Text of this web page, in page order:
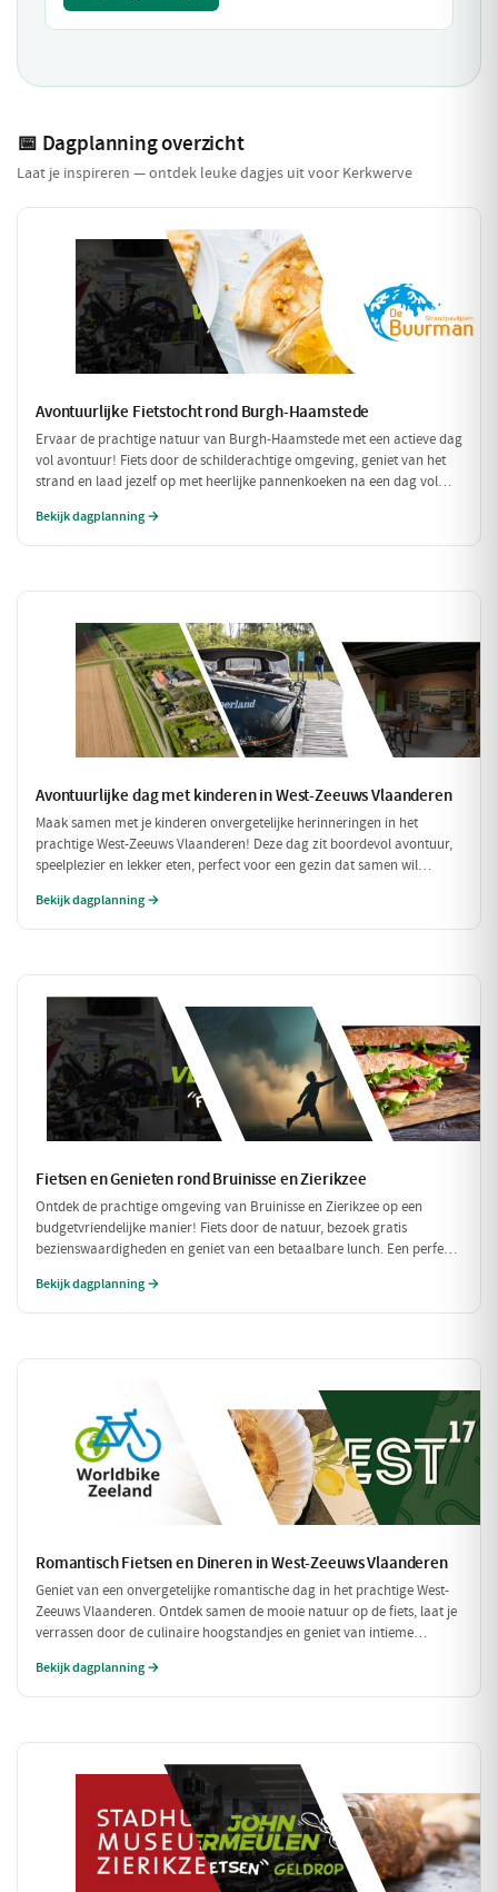
📅 Dagplanning overzicht
Laat je inspireren — ontdek leuke dagjes uit voor Kerkwerve
Avontuurlijke Fietstocht rond Burgh-Haamstede
Ervaar de prachtige natuur van Burgh-Haamstede met een actieve dag
vol avontuur! Fiets door de schilderachtige omgeving, geniet van het
strand en laad jezelf op met heerlijke pannenkoeken na een dag vol
uitdaging houdt!
Bekijk dagplanning →
Avontuurlijke dag met kinderen in West-Zeeuws Vlaanderen
Maak samen met je kinderen onvergetelijke herinneringen in het
prachtige West-Zeeuws Vlaanderen! Deze dag zit boordevol avontuur,
speelplezier en lekker eten, perfect voor een gezin dat samen wil
heerlijke maaltijd: dit wordt een dag om niet te vergeten!
Bekijk dagplanning →
Fietsen en Genieten rond Bruinisse en Zierikzee
Ontdek de prachtige omgeving van Bruinisse en Zierikzee op een
budgetvriendelijke manier! Fiets door de natuur, bezoek gratis
bezienswaardigheden en geniet van een betaalbare lunch. Een perfecte
Bekijk dagplanning →
Romantisch Fietsen en Dineren in West-Zeeuws Vlaanderen
Geniet van een onvergetelijke romantische dag in het prachtige West-
Zeeuws Vlaanderen. Ontdek samen de mooie natuur op de fiets, laat je
verrassen door de culinaire hoogstandjes en geniet van intieme
romantiek!
Bekijk dagplanning →